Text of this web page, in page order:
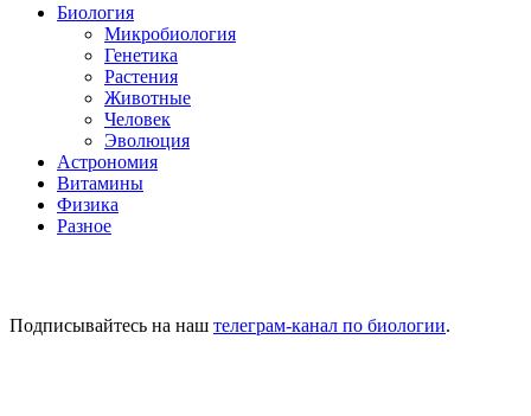
Биология
Микробиология
Генетика
Растения
Животные
Человек
Эволюция
Астрономия
Витамины
Физика
Разное
Подписывайтесь на наш телеграм-канал по биологии.